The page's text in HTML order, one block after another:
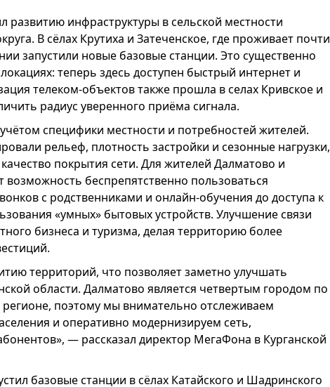
развитию инфраструктуры в сельской местности
В сёлах Крутиха и Затеченское, где проживает почти
запустили новые базовые станции. Это существенно
теперь здесь доступен быстрый интернет и
телеком-объектов также прошла в селах Кривское и
радиус уверенного приёма сигнала.
специфики местности и потребностей жителей.
рельеф, плотность застройки и сезонные нагрузки,
покрытия сети. Для жителей Далматово и
возможность беспрепятственно пользоваться
с родственниками и онлайн-обучения до доступа к
«умных» бытовых устройств. Улучшение связи
бизнеса и туризма, делая территорию более
территорий, что позволяет заметно улучшать
области. Далматово является четвертым городом по
поэтому мы внимательно отслеживаем
и оперативно модернизируем сеть,
— рассказал директор МегаФона в Курганской
базовые станции в сёлах Катайского и Шадринского